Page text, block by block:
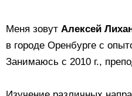
Меня зовут Алексей
в городе Оренбурге с
Занимаюсь с 2010 г.,